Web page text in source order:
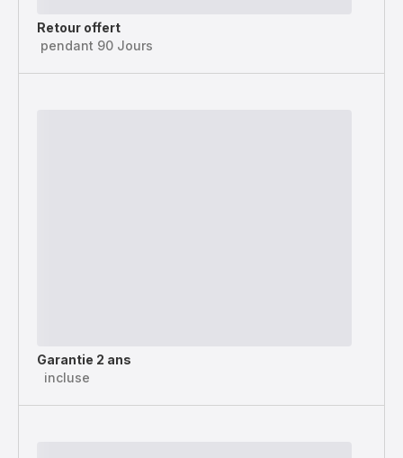
Retour offert
pendant 90 Jours
Garantie 2 ans
incluse